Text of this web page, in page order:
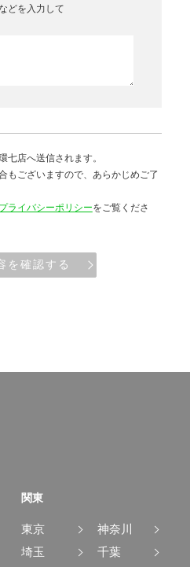
どを入力して
七店へ送信されます。
もございますので、あらかじめご了
プライバシーポリシーをご覧くださ
を確認する
関東
東京
神奈川
埼玉
千葉